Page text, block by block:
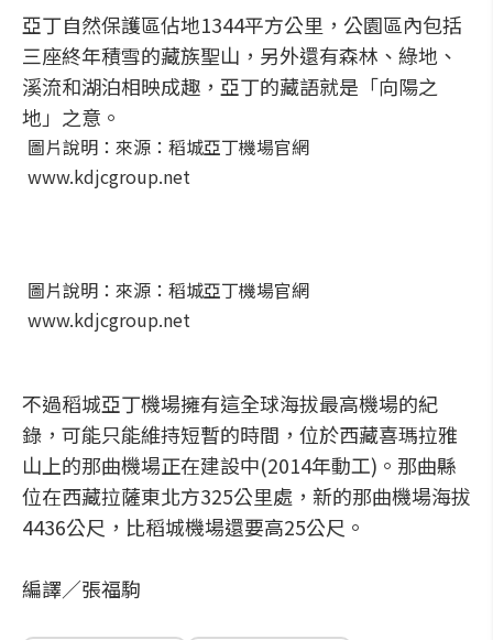
亞丁自然保護區佔地1344平方公里，公園區內包括
三座終年積雪的藏族聖山，另外還有森林、綠地、
溪流和湖泊相映成趣，亞丁的藏語就是「向陽之
地」之意。
圖片說明：來源：稻城亞丁機場官網
www.kdjcgroup.net
圖片說明：來源：稻城亞丁機場官網
www.kdjcgroup.net
不過稻城亞丁機場擁有這全球海拔最高機場的紀
錄，可能只能維持短暫的時間，位於西藏喜瑪拉雅
山上的那曲機場正在建設中(2014年動工)。那曲縣
位在西藏拉薩東北方325公里處，新的那曲機場海拔
4436公尺，比稻城機場還要高25公尺。
編譯／張福駒